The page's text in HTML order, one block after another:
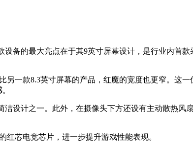
备的最大亮点在于其9英寸屏幕设计，是行业内首款
一款8.3英寸屏幕的产品，红魔的宽度也更窄。这
设计之一。此外，在摄像头下方还设有主动散热风
红芯电竞芯片，进一步提升游戏性能表现。